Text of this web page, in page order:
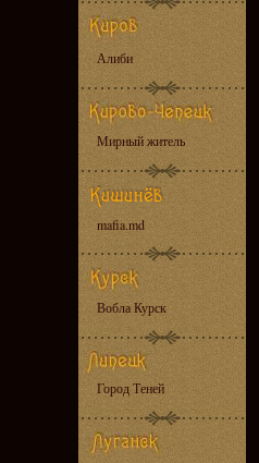
Алиби
Мирный житель
mafia.md
Вобла Курск
Город Теней